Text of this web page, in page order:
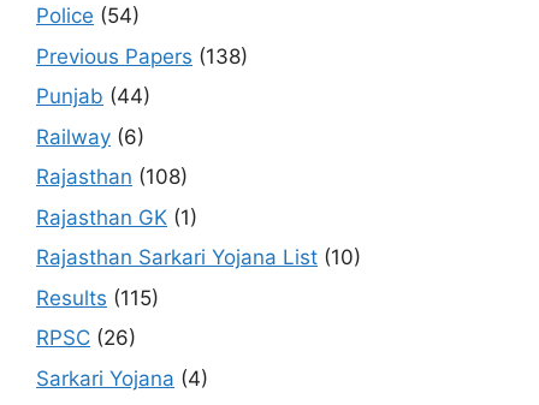
Police (54)
Previous Papers (138)
Punjab (44)
Railway (6)
Rajasthan (108)
Rajasthan GK (1)
Rajasthan Sarkari Yojana List (10)
Results (115)
RPSC (26)
Sarkari Yojana (4)